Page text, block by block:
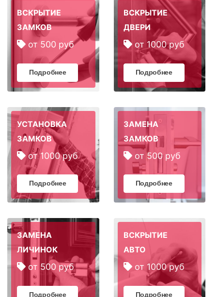
ВСКРЫТИЕ
ЗАМКОВ
от 500 руб
Подробнее
ВСКРЫТИЕ
ДВЕРИ
от 1000 руб
Подробнее
УСТАНОВКА
ЗАМКОВ
от 1000 руб
Подробнее
ЗАМЕНА
ЗАМКОВ
от 500 руб
Подробнее
ЗАМЕНА
ЛИЧИНОК
от 500 руб
Подробнее
ВСКРЫТИЕ
АВТО
от 1000 руб
Подробнее